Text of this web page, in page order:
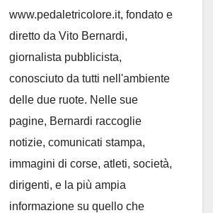
www.pedaletricolore.it, fondato e
diretto da Vito Bernardi,
giornalista pubblicista,
conosciuto da tutti nell'ambiente
delle due ruote. Nelle sue
pagine, Bernardi raccoglie
notizie, comunicati stampa,
immagini di corse, atleti, società,
dirigenti, e la più ampia
informazione su quello che